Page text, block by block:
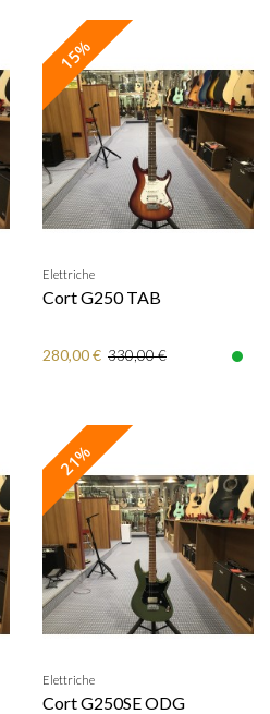
15%
Elettriche
Cort G250 TAB
280,00 € 330,00 €
21%
Elettriche
Cort G250SE ODG